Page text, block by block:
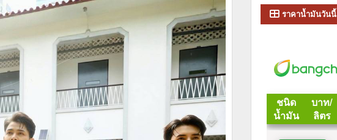
ราคาน้ำมันวันนี้